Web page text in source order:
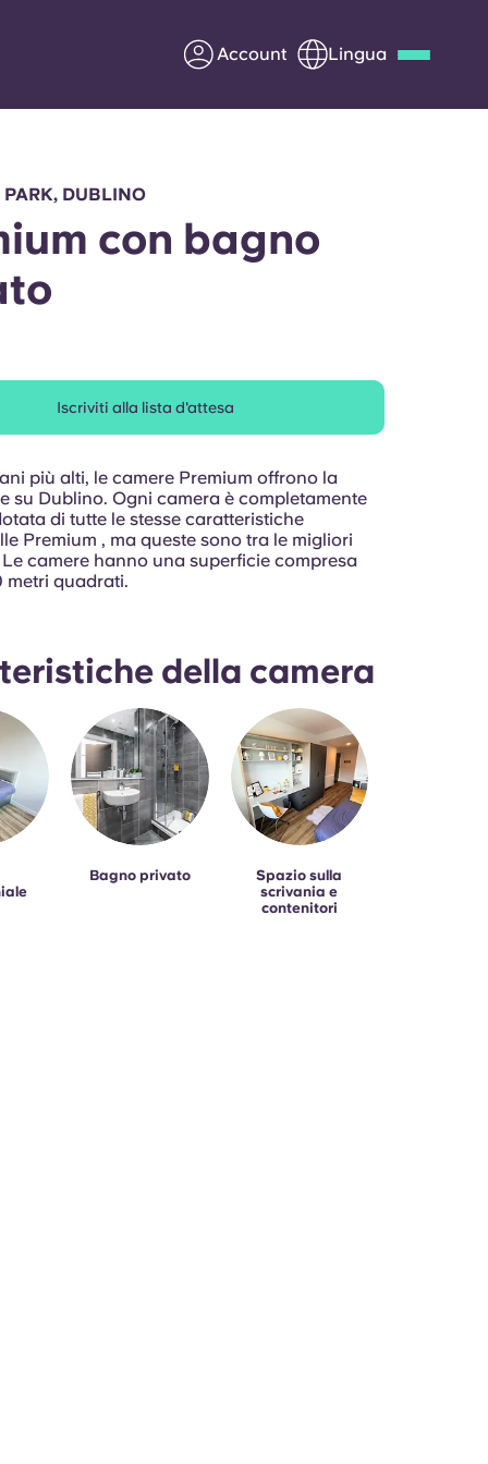
Account Lingua
genitori
DUBLINO
con bagno
Iscriviti alla lista d'attesa
più alti, le camere Premium offrono la
su Dublino. Ogni camera è completamente
di tutte le stesse caratteristiche
Premium , ma queste sono tra le migliori
Le camere hanno una superficie compresa
metri quadrati.
della camera
Bagno privato
Spazio sulla
scrivania e
contenitori